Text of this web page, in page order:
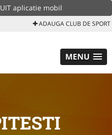
aplicatie mobil
ADAUGA CLUB DE SPORT
MENU